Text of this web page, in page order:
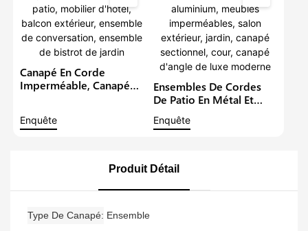
Avec Table Basse
Canapé En Corde
Imperméable, Canapé
Extérieur, Ensemble De
Enquête
Ensembles De Cordes
De Patio En Métal Et
Imperméables, Salon
Canapé D'angle De Luxe
Moderne
Enquête
Produit Détail
Type De Canapé Ensemble